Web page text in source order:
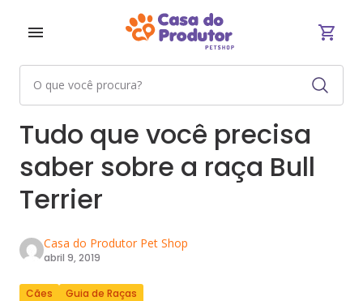
Tudo que você precisa
saber sobre a raça Bull
Terrier
Casa do Produtor Pet Shop
abril 9, 2019
Cães Guia de Raças